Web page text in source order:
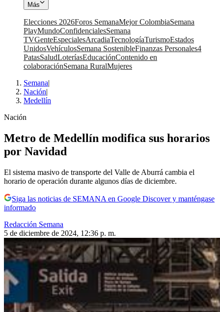
Más
Elecciones 2026Foros SemanaMejor ColombiaSemana
PlayMundoConfidencialesSemana
TVGenteEspecialesArcadiaTecnologíaTurismoEstados
UnidosVehículosSemana SostenibleFinanzas Personales4
PatasSaludLoteríasEducaciónContenido en
colaboraciónSemana RuralMujeres
Semana|
Nación|
Medellín
Nación
Metro de Medellín modifica sus horarios
por Navidad
El sistema masivo de transporte del Valle de Aburrá cambia el
horario de operación durante algunos días de diciembre.
Siga las noticias de SEMANA en Google Discover y manténgase
informado
Redacción Semana
5 de diciembre de 2024, 12:36 p. m.